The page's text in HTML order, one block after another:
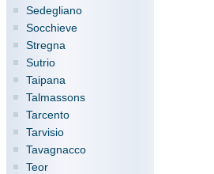
Sedegliano
Socchieve
Stregna
Sutrio
Taipana
Talmassons
Tarcento
Tarvisio
Tavagnacco
Teor